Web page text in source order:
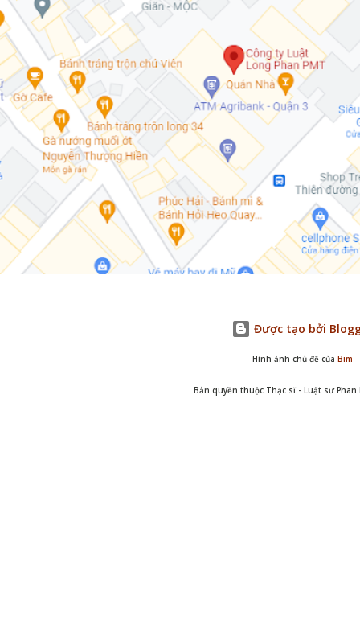
Được tạo bởi
Hình ảnh chủ đề của Bim
Bản quyền thuộc Thạc sĩ - Luật sư Phan